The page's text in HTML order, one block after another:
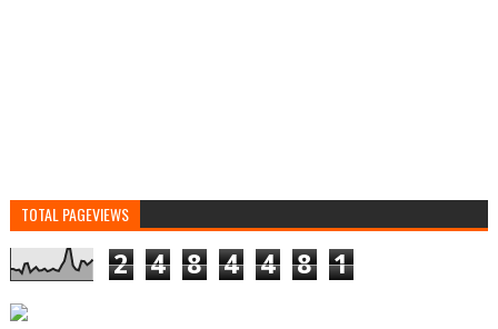
TOTAL PAGEVIEWS
2 4 8 4 4 8 1